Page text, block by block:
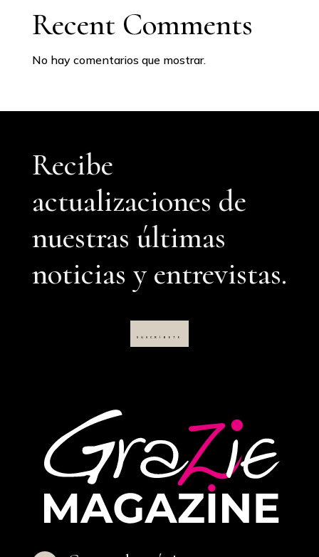
Recent Comments
No hay comentarios que mostrar.
Recibe
actualizaciones de
nuestras últimas
noticias y entrevistas.
SUSCRÍBETE